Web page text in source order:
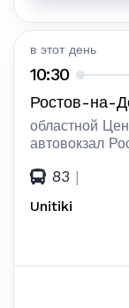
в этот день
10:30
Ростов-на-
областной
автовокзал
83 |
Unitiki